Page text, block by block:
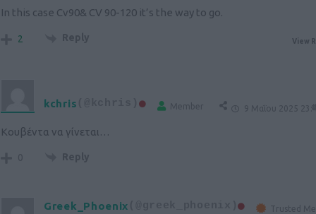
In this case Cv90& CV 90-120 it’s the way to go.
2 Reply View
kchris Member 9 Μαΐου 2025
Κουβέντα να γίνεται…
0 Reply
Greek_Phoenix (@greek_phoenix) Trusted